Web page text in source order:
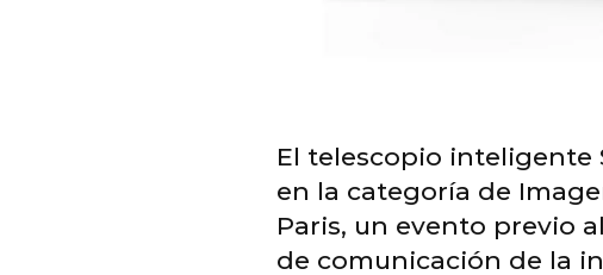
El telescopio inteligente
en la categoría de
Paris, un evento previo
de comunicación de la